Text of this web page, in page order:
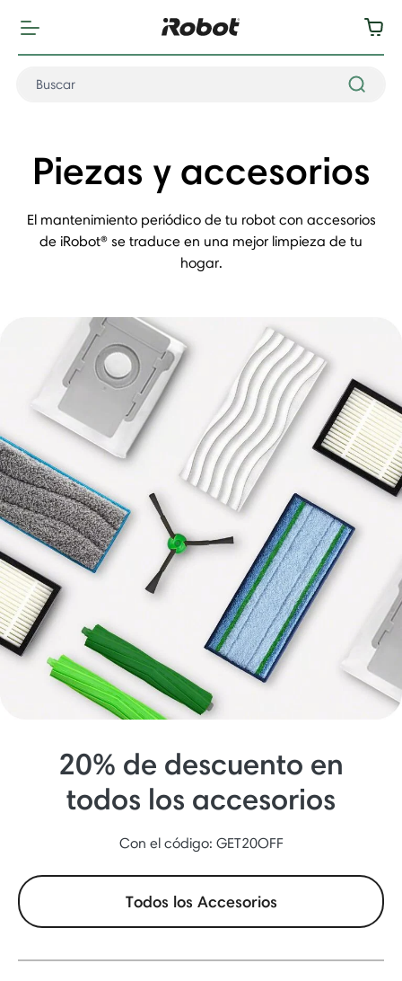
Piezas y accesorios
El mantenimiento periódico de tu robot con accesorios
de iRobot® se traduce en una mejor limpieza de tu
hogar.
20% de descuento en
todos los accesorios
Con el código: GET20OFF
Todos los Accesorios